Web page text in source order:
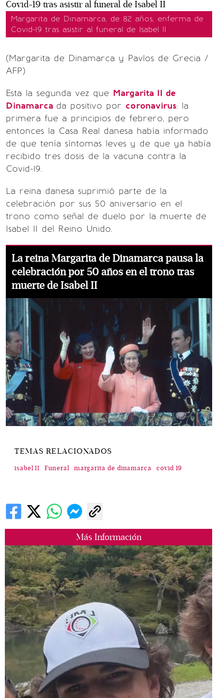
Más Información
Margarita de Dinamarca, de 82 años, enferma de
Covid-19 tras asistir al funeral de Isabel II
(Margarita de Dinamarca y Pavlos de Grecia /
AFP)
Esta la segunda vez que Margarita II de
Dinamarca da positivo por coronavirus: la
primera fue a principios de febrero, pero
entonces la Casa Real danesa había informado
de que tenía síntomas leves y de que ya había
recibido tres dosis de la vacuna contra la
Covid-19.
La reina danesa suprimió parte de la
celebración por sus 50 aniversario en el
trono como señal de duelo por la muerte de
Isabel II del Reino Unido.
La reina Margarita de Dinamarca pausa la
celebración por 50 años en el trono tras
muerte de Isabel II
TEMAS RELACIONADOS
isabel II Funeral margarita de dinamarca covid 19